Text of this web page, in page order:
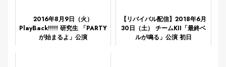
2016年8月9日（火）
PlayBack!!!!! 研究生 「PARTY
が始まるよ」公演
【リバイバル配信】2018年6月
30日（土） チームKII「最終ベ
ルが鳴る」公演 初日